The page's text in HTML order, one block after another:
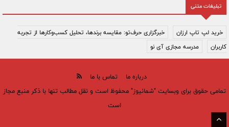
تبلیغات متنی
خرید لپ تاپ ارزان
خبرگزاری حرف‌تو: مقایسه برندها، تحلیل کسب‌وکارها از تجربه
کاربران
مدرسه مجازی آی نو
درباره ما
تماس با ما
تمامی حقوق برای وبسایت "شمانیوز" محفوظ است و نقل مطالب تنها با ذکر منبع مجاز
است